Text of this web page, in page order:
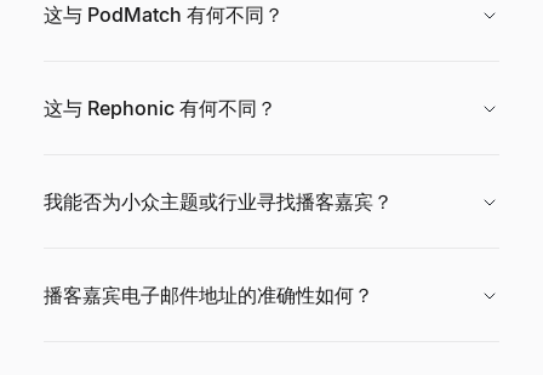
这与 PodMatch 有何不同？
这与 Rephonic 有何不同？
我能否为小众主题或行业寻找播客嘉宾？
播客嘉宾电子邮件地址的准确性如何？